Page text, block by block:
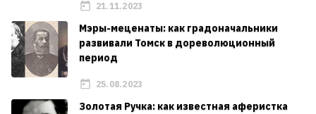
21.11.2023
Мэры-меценаты: как градоначальники
развивали Томск в дореволюционный
период
25.08.2023
Золотая Ручка: как известная аферистка